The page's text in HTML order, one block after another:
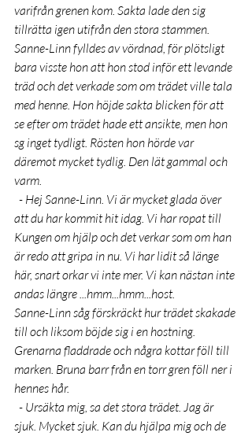
varifrån grenen kom. Sakta lade den sig
tillrätta igen utifrån den stora stammen.
Sanne-Linn fylldes av vördnad, för plötsligt
bara visste hon att hon stod inför ett levande
träd och det verkade som om trädet ville tala
med henne. Hon höjde sakta blicken för att
se efter om trädet hade ett ansikte, men hon
sg inget tydligt. Rösten hon hörde var
däremot mycket tydlig. Den lät gammal och
varm.
att du har kommit hit idag. Vi har ropat till
Kungen om hjälp och det verkar som om han
är redo att gripa in nu. Vi har lidit så länge
här, snart orkar vi inte mer. Vi kan nästan inte
andas längre ...hmm...hmm...host.
Sanne-Linn såg förskräckt hur trädet skakade
till och liksom böjde sig i en hostning.
Grenarna fladdrade och några kottar föll till
marken. Bruna barr från en torr gren föll ner i
hennes hår.
sjuk. Mycket sjuk. Kan du hjälpa mig och de